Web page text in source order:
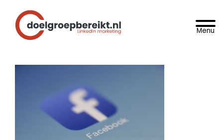
naar
de
naar
de
DoelgroepBereikt.nl